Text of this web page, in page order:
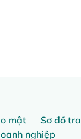
mật Sơ đồ
nghiệp